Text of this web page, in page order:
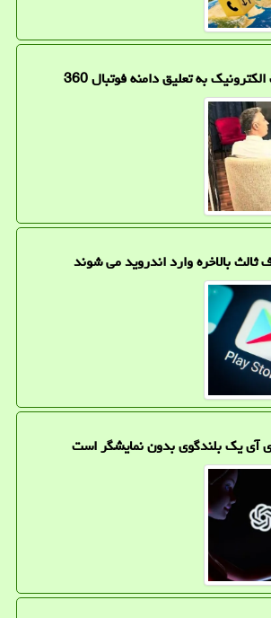
به تعلیق دامنه فوتبال 360
بالاخره وارد اندروید می شوند
آی یک بلندگوی بدون نمایشگر است